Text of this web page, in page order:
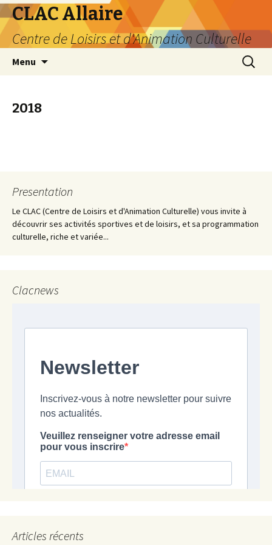
CLAC Allaire
Centre de Loisirs et d'Animation Culturelle
Menu
2018
Presentation
Le CLAC (Centre de Loisirs et d'Animation Culturelle) vous invite à
découvrir ses activités sportives et de loisirs, et sa programmation
culturelle, riche et variée...
Clacnews
Articles récents